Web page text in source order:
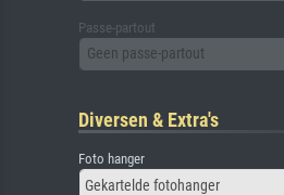
Passe-partout
Geen passe-partout
Diversen & Extra's
Foto hanger
Gekartelde fotohanger